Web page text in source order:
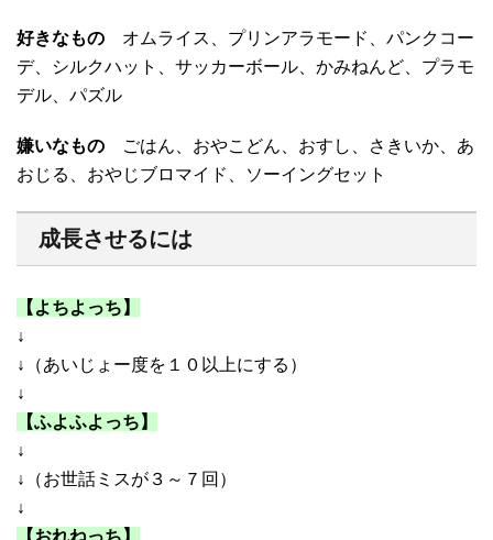
好きなもの オムライス、プリンアラモード、パンクコー
デ、シルクハット、サッカーボール、かみねんど、プラモ
デル、パズル
嫌いなもの ごはん、おやこどん、おすし、さきいか、あ
おじる、おやじブロマイド、ソーイングセット
成長させるには
【よちよっち】
↓
↓
（あいじょー度を１０以上にする）
↓
【ふよふよっち】
↓
↓
（お世話ミスが３～７回）
↓
【おれねっち】